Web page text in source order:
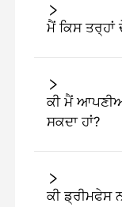
ਮੈਂ ਕਿਸ ਤਰ੍ਹਾਂ
ਕੀ ਮੈਂ
ਸਕਦਾ ਹਾਂ?
ਕੀ ਡ੍ਰੀਮਫੇਸ